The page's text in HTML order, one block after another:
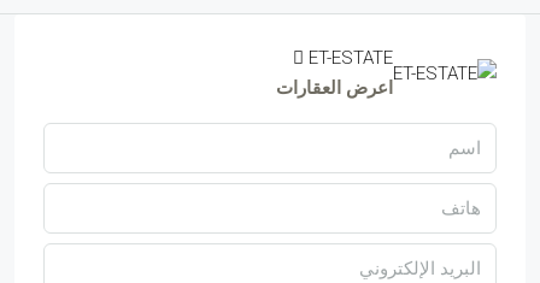
ET-ESTATE
اعرض العقارات